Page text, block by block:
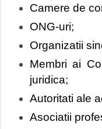
Camere de
ONG-uri;
Organizatii
Membri ai
juridica;
Autoritati ale
Asociatii